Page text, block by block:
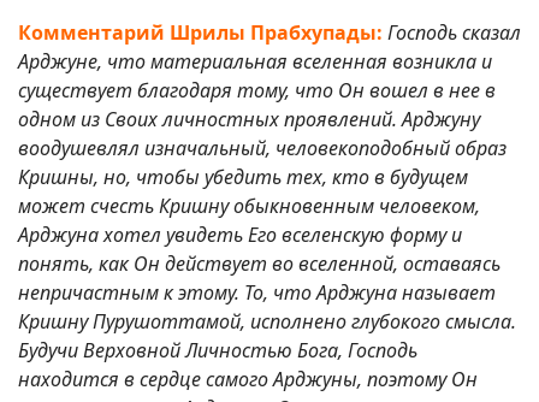
Комментарий Шрилы Прабхупады: Господь сказал
Арджуне, что материальная вселенная возникла и
существует благодаря тому, что Он вошел в нее в
одном из Своих личностных проявлений. Арджуну
воодушевлял изначальный, человекоподобный образ
Кришны, но, чтобы убедить тех, кто в будущем
может счесть Кришну обыкновенным человеком,
Арджуна хотел увидеть Его вселенскую форму и
понять, как Он действует во вселенной, оставаясь
непричастным к этому. То, что Арджуна называет
Кришну Пурушоттамой, исполнено глубокого смысла.
Будучи Верховной Личностью Бога, Господь
находится в сердце самого Арджуны, поэтому Он